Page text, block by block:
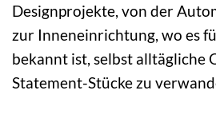
Designprojekte, von der
zur Inneneinrichtung, wo es
bekannt ist, selbst alltägliche
Statement-Stücke zu